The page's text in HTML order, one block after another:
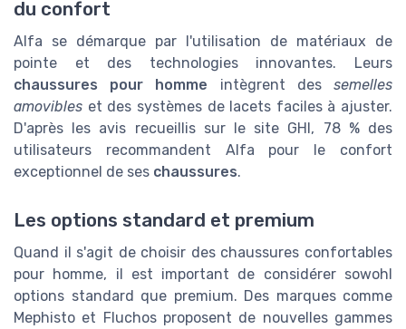
du confort
Alfa se démarque par l'utilisation de matériaux de
pointe et des technologies innovantes. Leurs
chaussures pour homme intègrent dessemelles
amovibles et des systèmes de lacets faciles à ajuster.
D'après les avis recueillis sur le site GHI, 78 % des
utilisateurs recommandent Alfa pour le confort
exceptionnel de ses chaussures.
Les options standard et premium
Quand il s'agit de choisir des chaussures confortables
pour homme, il est important de considérer sowohl
options standard que premium. Des marques comme
Mephisto et Fluchos proposent de nouvelles gammes